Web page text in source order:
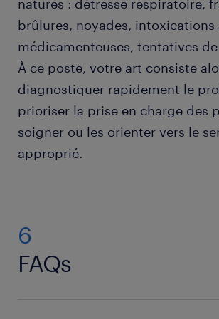
natures : détresse respiratoire,
brûlures, noyades, intoxications
médicamenteuses, tentatives
À ce poste, votre art consiste
diagnostiquer rapidement le
prioriser la prise en charge des
soigner ou les orienter vers le
approprié.
6
FAQs